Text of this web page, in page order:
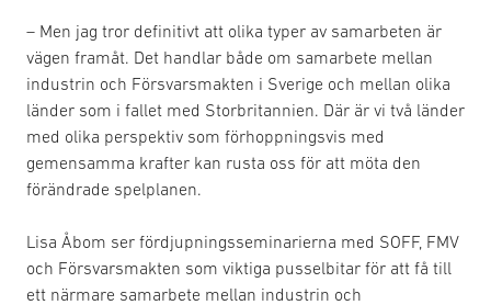
– Men jag tror definitivt att olika typer av samarbeten är
vägen framåt. Det handlar både om samarbete mellan
industrin och Försvarsmakten i Sverige och mellan olika
länder som i fallet med Storbritannien. Där är vi två länder
med olika perspektiv som förhoppningsvis med
gemensamma krafter kan rusta oss för att möta den
förändrade spelplanen.
Lisa Åbom ser fördjupningsseminarierna med SOFF, FMV
och Försvarsmakten som viktiga pusselbitar för att få till
ett närmare samarbete mellan industrin och